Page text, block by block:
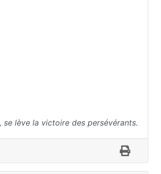
lève la victoire des persévérants.